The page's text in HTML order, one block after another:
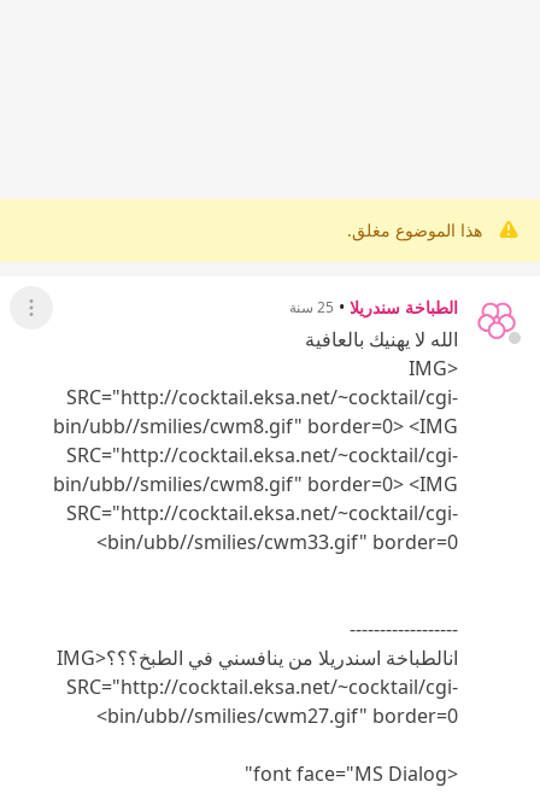
هذا الموضوع مغلق.
الطباخة سندريلا • 25 سنة عرض
الله لا يهنيك بالعافية
<IMG
SRC="http://cocktail.eksa.net/~cocktail/cgi-
bin/ubb//smilies/cwm8.gif" border=0> <IMG
SRC="http://cocktail.eksa.net/~cocktail/cgi-
bin/ubb//smilies/cwm8.gif" border=0> <IMG
SRC="http://cocktail.eksa.net/~cocktail/cgi-
bin/ubb//smilies/cwm33.gif" border=0>
------------------
انالطباخة اسندريلا من ينافسني في الطبخ؟؟؟<IMG
SRC="http://cocktail.eksa.net/~cocktail/cgi-
bin/ubb//smilies/cwm27.gif" border=0>
<font face="MS Dialog"